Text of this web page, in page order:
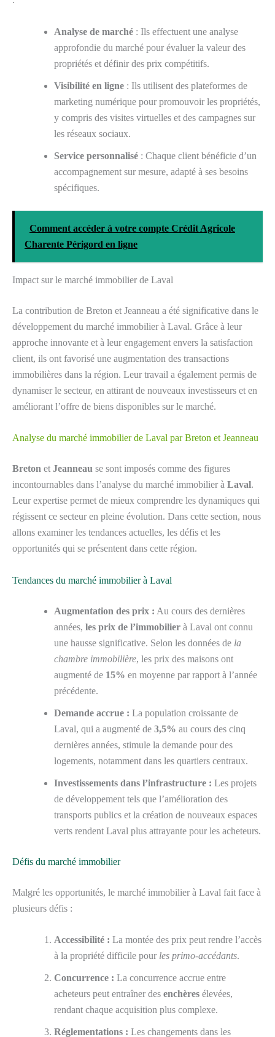
Analyse de marché : Ils effectuent une analyse
approfondie du marché pour évaluer la valeur des
propriétés et définir des prix compétitifs.
Visibilité en ligne : Ils utilisent des plateformes de
marketing numérique pour promouvoir les propriétés,
y compris des visites virtuelles et des campagnes sur
les réseaux sociaux.
Service personnalisé : Chaque client bénéficie d’un
accompagnement sur mesure, adapté à ses besoins
spécifiques.
Comment accéder à votre compte Crédit Agricole
Charente Périgord en ligne
Impact sur le marché immobilier de Laval
La contribution de Breton et Jeanneau a été significative dans le
développement du marché immobilier à Laval. Grâce à leur
approche innovante et à leur engagement envers la satisfaction
client, ils ont favorisé une augmentation des transactions
immobilières dans la région. Leur travail a également permis de
dynamiser le secteur, en attirant de nouveaux investisseurs et en
améliorant l’offre de biens disponibles sur le marché.
Analyse du marché immobilier de Laval par Breton et Jeanneau
Breton et Jeanneau se sont imposés comme des figures
incontournables dans l’analyse du marché immobilier à Laval.
Leur expertise permet de mieux comprendre les dynamiques qui
régissent ce secteur en pleine évolution. Dans cette section, nous
allons examiner les tendances actuelles, les défis et les
opportunités qui se présentent dans cette région.
Tendances du marché immobilier à Laval
Augmentation des prix : Au cours des dernières
années, les prix de l’immobilier à Laval ont connu
une hausse significative. Selon les données de la
chambre immobilière, les prix des maisons ont
augmenté de 15% en moyenne par rapport à l’année
précédente.
Demande accrue : La population croissante de
Laval, qui a augmenté de 3,5% au cours des cinq
dernières années, stimule la demande pour des
logements, notamment dans les quartiers centraux.
Investissements dans l’infrastructure : Les projets
de développement tels que l’amélioration des
transports publics et la création de nouveaux espaces
verts rendent Laval plus attrayante pour les acheteurs.
Défis du marché immobilier
Malgré les opportunités, le marché immobilier à Laval fait face à
plusieurs défis :
Accessibilité : La montée des prix peut rendre l’accès
à la propriété difficile pour les primo-accédants.
Concurrence : La concurrence accrue entre
acheteurs peut entraîner des enchères élevées,
rendant chaque acquisition plus complexe.
Réglementations : Les changements dans les